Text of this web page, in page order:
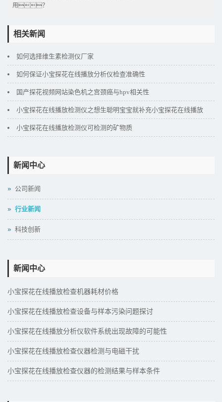
用？
相关新闻
如何选择维生素检测仪厂家
如何保证小宝探花在线播放分析仪检查准确性
国产探花视频网站染色机之宫颈癌与hpv相关性
小宝探花在线播放检测仪之想生聪明宝宝就补充小宝探花在线播放
小宝探花在线播放检测仪可检测的矿物质
新闻中心
公司新闻
行业新闻
科技创新
新闻中心
小宝探花在线播放检查机器耗材价格
小宝探花在线播放检查设备与样本污染问题探讨
小宝探花在线播放分析仪软件系统出现故障的可能性
小宝探花在线播放检查仪器检测与电磁干扰
小宝探花在线播放检查仪器的检测结果与样本条件